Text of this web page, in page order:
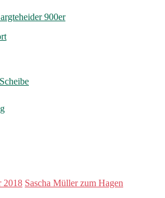
900er
2018 Sascha Müller zum Hagen